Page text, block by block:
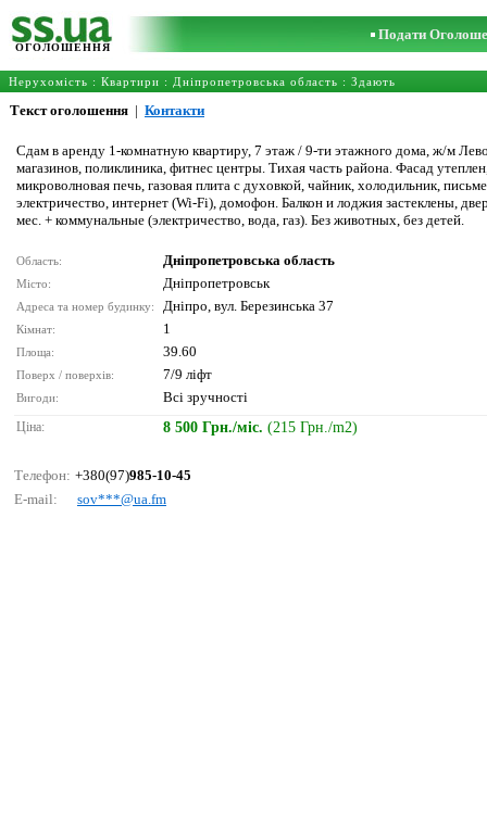
ОГОЛОШЕННЯ
Подати
Нерухомість : Квартири : Дніпропетровська область : Здають
Текст оголошення | Контакти
Сдам в аренду 1-комнатную квартиру, 7 этаж / 9-ти этажного дома, ж/м
магазинов, поликлиника, фитнес центры. Тихая часть района. Фасад
микроволновая печь, газовая плита с духовкой, чайник, холодильник,
электричество, интернет (Wi-Fi), домофон. Балкон и лоджия застеклены,
мес. + коммунальные (электричество, вода, газ). Без животных, без детей.
Область: Дніпропетровська область
Місто: Дніпропетровськ
Адреса та номер будинку: Дніпро, вул. Березинська 37
Кімнат: 1
Площа: 39.60
Поверх / поверхів: 7/9 ліфт
Вигоди: Всі зручності
Ціна: 8 500 Грн./міс. (215 Грн./m2)
Телефон: +380(97)985-10-45
E-mail:
sоv***@uа.fm